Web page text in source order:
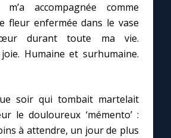
accompagnée comme
fleur enfermée dans le vase
durant toute ma vie.
Humaine et surhumaine.
soir qui tombait martelait
le douloureux ‘mémento’ :
à attendre, un jour de plus